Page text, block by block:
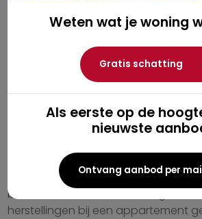
Weten wat je woning
Gratis schatting
Als eerste op de
nieuwste
Ontvang aanbod per
bezorgen, waaronder de basisakte,
vergaderingen en een overzicht
toestand van de VME.
versus huis
huis zit niet enkel in de aankoopprijs.
VME-bijdrage is een vaste kost die
bestaat, maar daar staat tegenover
herstellingen bij een appartement